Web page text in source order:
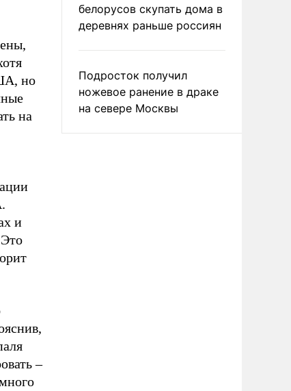
но
на
и
–
белорусов скупать дома в
деревнях раньше россиян
Подросток получил
ножевое ранение в драке
на севере Москвы